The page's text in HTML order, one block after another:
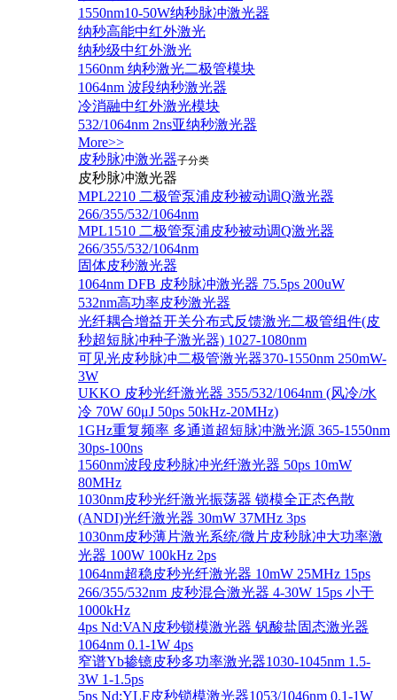
1550nm10-50W纳秒脉冲激光器
纳秒高能中红外激光
纳秒级中红外激光
1560nm 纳秒激光二极管模块
1064nm 波段纳秒激光器
冷消融中红外激光模块
532/1064nm 2ns亚纳秒激光器
More>>
皮秒脉冲激光器子分类
皮秒脉冲激光器
​MPL2210 二极管泵浦皮秒被动调Q激光器
266/355/532/1064nm
MPL1510 二极管泵浦皮秒被动调Q激光器
266/355/532/1064nm
固体皮秒激光器
1064nm DFB 皮秒脉冲激光器 75.5ps 200uW
532nm高功率皮秒激光器
光纤耦合增益开关分布式反馈激光二极管组件(皮
秒超短脉冲种子激光器) 1027-1080nm
可见光皮秒脉冲二极管激光器370-1550nm 250mW-
3W
UKKO 皮秒光纤激光器 355/532/1064nm (风冷/水
冷 70W 60μJ 50ps 50kHz-20MHz)
1GHz重复频率 多通道超短脉冲激光源 365-1550nm
30ps-100ns
1560nm波段皮秒脉冲光纤激光器 50ps 10mW
80MHz
1030nm皮秒光纤激光振荡器 锁模全正态色散
(ANDI)光纤激光器 30mW 37MHz 3ps
1030nm皮秒薄片激光系统/微片皮秒脉冲大功率激
光器 100W 100kHz 2ps
1064nm超稳皮秒光纤激光器 10mW 25MHz 15ps
266/355/532nm 皮秒混合激光器 4-30W 15ps 小于
1000kHz
4ps Nd:VAN皮秒锁模激光器 钒酸盐固态激光器
1064nm 0.1-1W 4ps
窄谱Yb掺镱皮秒多功率激光器1030-1045nm 1.5-
3W 1-1.5ps
5ps Nd:YLF皮秒锁模激光器1053/1046nm 0.1-1W